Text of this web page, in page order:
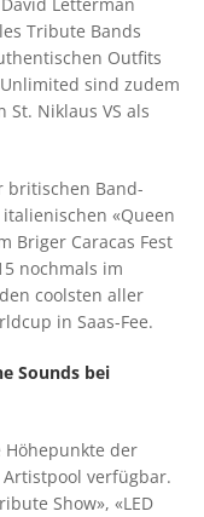
Letterman
Tribute Bands
Outfits
sind zudem
Niklaus VS als
britischen Band-
«Queen
Briger Caracas Fest
nochmals im
coolsten aller
in Saas-Fee.
Sounds bei
Höhepunkte der
verfügbar.
Show», «LED